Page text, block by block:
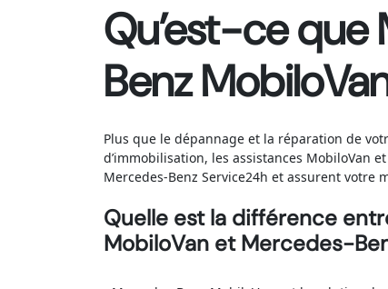
Qu’est-ce
Benz
Plus que le dépannage et la réparation de
d’immobilisation, les assistances MobiloVan
Mercedes-Benz Service24h et assurent votre
Quelle est la différence
MobiloVan et Mercedes-